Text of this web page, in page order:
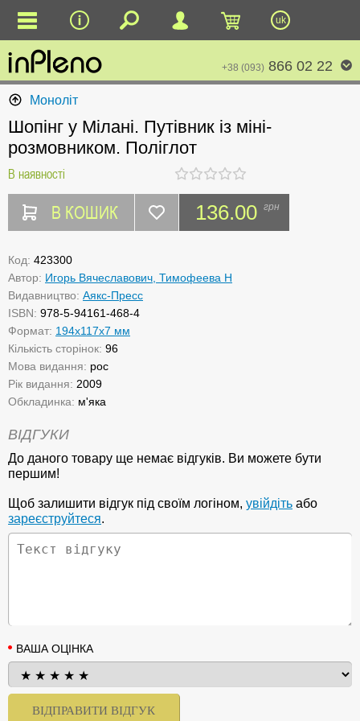
uk
+38 (093) 866 02 22
Моноліт
Шопінг у Мілані. Путівник із міні-
розмовником. Поліглот
В наявності
В КОШИК 136.00 грн
Код: 423300
Автор: Игорь Вячеславович, Тимофеева Н
Видавництво: Аякс-Пресс
ISBN: 978-5-94161-468-4
Формат: 194x117x7 мм
Кількість сторінок: 96
Мова видання: рос
Рік видання: 2009
Обкладинка: м'яка
ВІДГУКИ
До даного товару ще немає відгуків. Ви можете бути
першим!
Щоб залишити відгук під своїм логіном, увійдіть або
зареєструйтеся.
ВАША ОЦІНКА